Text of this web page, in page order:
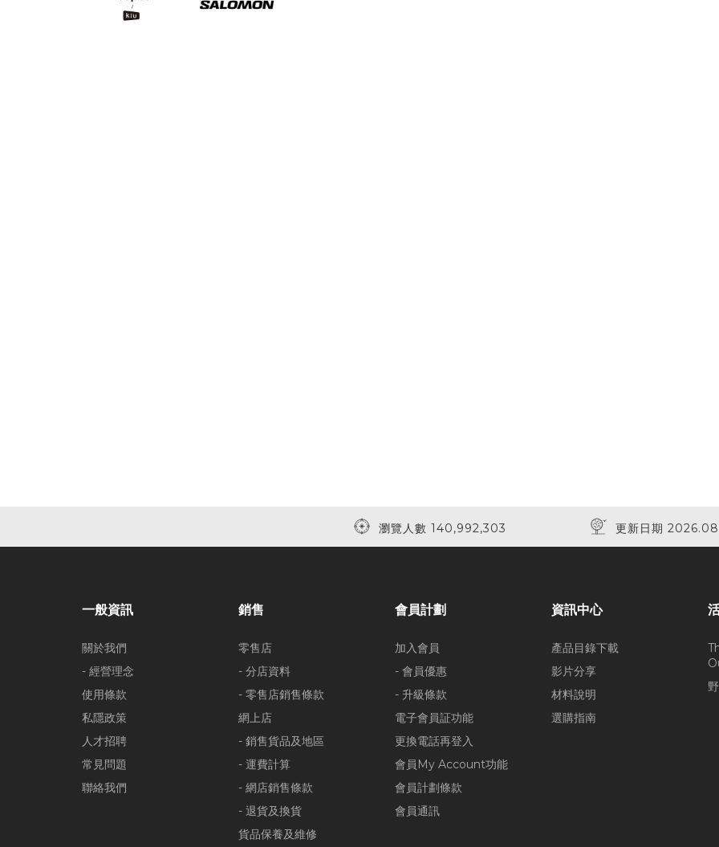
瀏覽人數 140,992,303 更新日期
一般資訊
關於我們
- 經營理念
使用條款
私隱政策
人才招聘
常見問題
聯絡我們
銷售
零售店
- 分店資料
- 零售店銷售條款
網上店
- 銷售貨品及地區
- 運費計算
- 網店銷售條款
- 退貨及換貨
貨品保養及維修
會員計劃
加入會員
- 會員優惠
- 升級條款
電子會員証功能
更換電話再登入
會員My Account功能
會員計劃條款
會員通訊
資訊中心
產品目錄下載
影片分享
材料說明
選購指南